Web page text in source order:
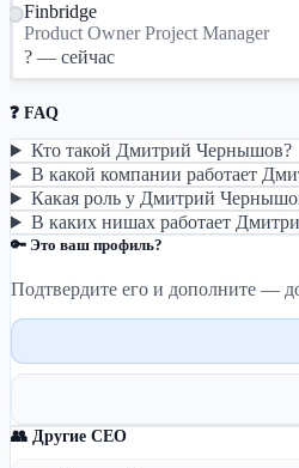
Finbridge
Product Owner Project Manager
? — сейчас
❓ FAQ
Кто такой Дмитрий Чернышов?
В какой компании работает
Какая роль у Дмитрий
В каких нишах работает
🔑 Это ваш профиль?
Подтвердите его и дополните —
👥 Другие CEO